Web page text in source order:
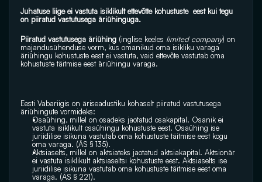
Juhatuse liige ei vastuta isiklikult ettevõtte kohustuste  eest kui tegu
on piiratud vastutusega äriühinguga.
Piiratud vastutusega äriühing (inglise keeles limited company
majandusühenduse vorm, kus omanikud oma isikliku varaga
äriühingu kohustuste eest ei vastuta, vaid ettevõte vastutab oma
kohustuste täitmise eest äriühingu varaga.
Eesti Vabariigis on äriseadustiku
äriühingute vormideks:
Osaühing, millel on osadeks jaotatud osakapital. Osanik ei
juriidilise isikuna vastutab oma kohustuste täitmise eest kogu
oma varaga. (ÄS § 135).
Aktsiaselts, millel on aktsiateks jaotatud aktsiakapital. Aktsionär
ei vastuta isiklikult aktsiaseltsi kohustuste eest. Aktsiaselts ise
juriidilise isikuna vastutab oma kohustuste täitmise eest oma
varaga. (ÄS § 221).